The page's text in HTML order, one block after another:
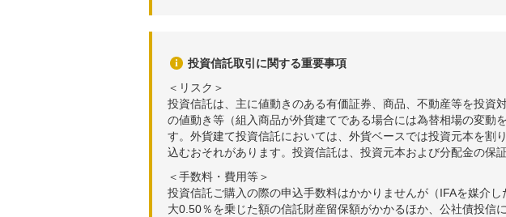
投資信託取引に関する重要事項
＜リスク＞
投資信託は、主に値動きのある有価証券、商品、不動産等を投
の値動き等（組入商品が外貨建てである場合には為替相場の変動
す。外貨建て投資信託においては、外貨ベースでは投資元本を割
込むおそれがあります。投資信託は、投資元本および分配金の保
＜手数料・費用等＞
投資信託ご購入の際の申込手数料はかかりませんが（IFAを媒介
大0.50％を乗じた額の信託財産留保額がかかるほか、公社債投